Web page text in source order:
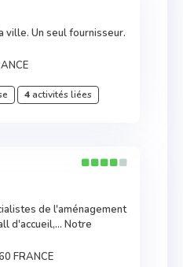
ville. Un seul fournisseur.
4activités liées
de l'aménagement
d'accueil,... Notre
FRANCE